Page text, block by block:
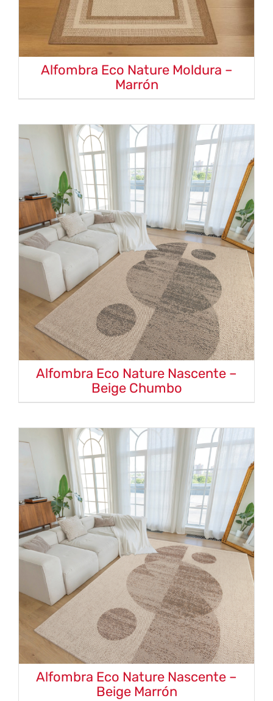
Alfombra Eco Nature Moldura –
Marrón
Alfombra Eco Nature Nascente –
Beige Chumbo
Alfombra Eco Nature Nascente –
Beige Marrón